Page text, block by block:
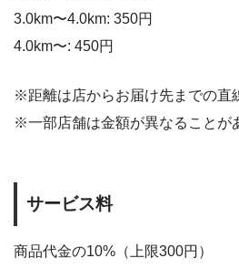
3.0km〜4.0km: 350円
4.0km〜: 450円
※距離は店からお届け先までの直
※一部店舗は金額が異なることが
サービス料
商品代金の10%（上限300円）